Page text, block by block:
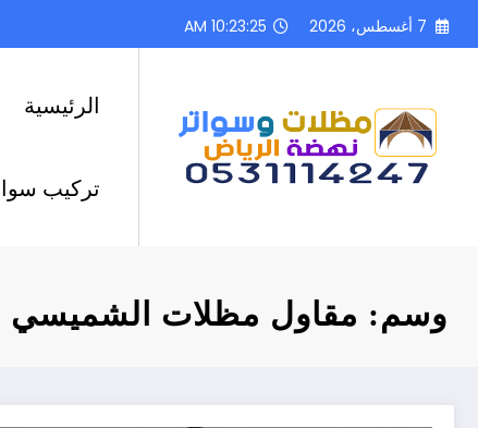
التجاوز
7 أغسطس، 2026 10:23:26 AM
الرئيسية
تركيب
وسم: مقاول مظلات الشميسي